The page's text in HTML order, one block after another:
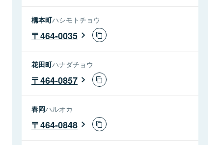
橋本町ハシモトチョウ
464-0035
花田町ハナダチョウ
464-0857
春岡ハルオカ
464-0848